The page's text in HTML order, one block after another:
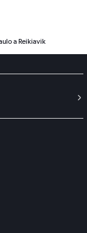
a Reikiavik